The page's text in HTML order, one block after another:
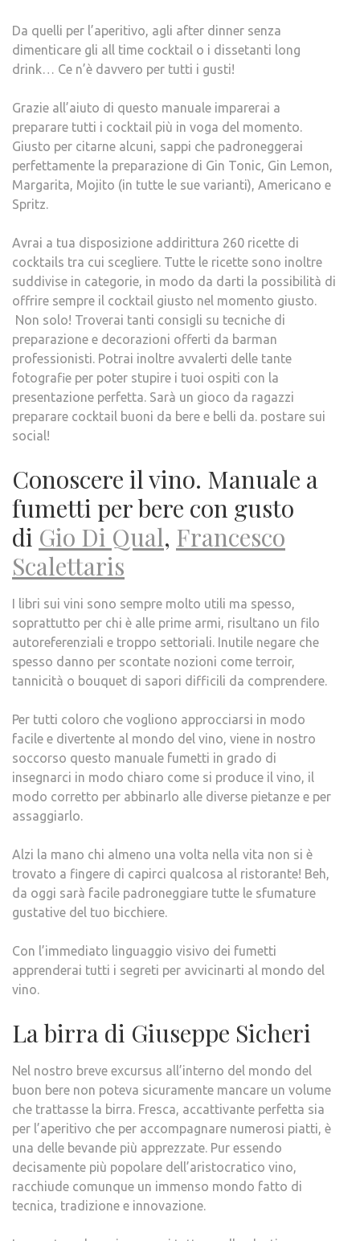
Da quelli per l’aperitivo, agli after dinner senza
dimenticare gli all time cocktail o i dissetanti long
drink… Ce n’è davvero per tutti i gusti!
Grazie all’aiuto di questo manuale imparerai a
preparare tutti i cocktail più in voga del momento.
Giusto per citarne alcuni, sappi che padroneggerai
perfettamente la preparazione di Gin Tonic, Gin Lemon,
Margarita, Mojito (in tutte le sue varianti), Americano e
Spritz.
Avrai a tua disposizione addirittura 260 ricette di
cocktails tra cui scegliere. Tutte le ricette sono inoltre
suddivise in categorie, in modo da darti la possibilità di
offrire sempre il cocktail giusto nel momento giusto.
Non solo! Troverai tanti consigli su tecniche di
preparazione e decorazioni offerti da barman
professionisti. Potrai inoltre avvalerti delle tante
fotografie per poter stupire i tuoi ospiti con la
presentazione perfetta. Sarà un gioco da ragazzi
preparare cocktail buoni da bere e belli da. postare sui
social!
Conoscere il vino. Manuale a
fumetti per bere con gusto
di Gio Di Qual, Francesco
Scalettaris
I libri sui vini sono sempre molto utili ma spesso,
soprattutto per chi è alle prime armi, risultano un filo
autoreferenziali e troppo settoriali. Inutile negare che
spesso danno per scontate nozioni come terroir,
tannicità o bouquet di sapori difficili da comprendere.
Per tutti coloro che vogliono approcciarsi in modo
facile e divertente al mondo del vino, viene in nostro
soccorso questo manuale fumetti in grado di
insegnarci in modo chiaro come si produce il vino, il
modo corretto per abbinarlo alle diverse pietanze e per
assaggiarlo.
Alzi la mano chi almeno una volta nella vita non si è
trovato a fingere di capirci qualcosa al ristorante! Beh,
da oggi sarà facile padroneggiare tutte le sfumature
gustative del tuo bicchiere.
Con l’immediato linguaggio visivo dei fumetti
apprenderai tutti i segreti per avvicinarti al mondo del
vino.
La birra di Giuseppe Sicheri
Nel nostro breve excursus all’interno del mondo del
buon bere non poteva sicuramente mancare un volume
che trattasse la birra. Fresca, accattivante perfetta sia
per l’aperitivo che per accompagnare numerosi piatti, è
una delle bevande più apprezzate. Pur essendo
decisamente più popolare dell’aristocratico vino,
racchiude comunque un immenso mondo fatto di
tecnica, tradizione e innovazione.